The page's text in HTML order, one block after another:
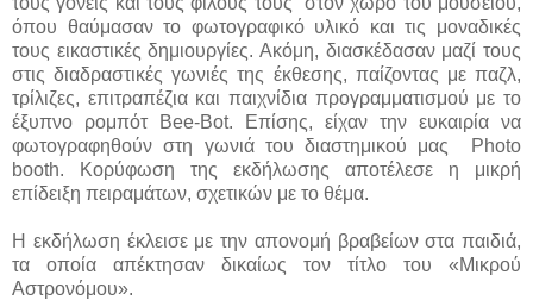
όπου θαύμασαν το φωτογραφικό υλικό και τις μοναδικές
τους εικαστικές δημιουργίες. Ακόμη, διασκέδασαν μαζί τους
στις διαδραστικές γωνιές της έκθεσης, παίζοντας με παζλ,
τρίλιζες, επιτραπέζια και παιχνίδια προγραμματισμού με το
έξυπνο ρομπότ
Bee-Bot. Επίσης, είχαν την ευκαιρία να
φωτογραφηθούν στη γωνιά του διαστημικού μας
Photo
booth. Κορύφωση της εκδήλωσης αποτέλεσε η μικρή
επίδειξη πειραμάτων, σχετικών με το θέμα.
Η εκδήλωση έκλεισε με την απονομή βραβείων στα παιδιά,
τα οποία απέκτησαν δικαίως τον τίτλο του «Μικρού
Αστρονόμου».